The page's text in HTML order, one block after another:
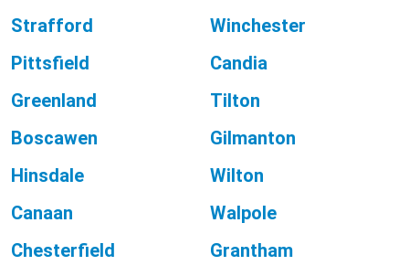
Strafford
Winchester
Pittsfield
Candia
Greenland
Tilton
Boscawen
Gilmanton
Hinsdale
Wilton
Canaan
Walpole
Chesterfield
Grantham